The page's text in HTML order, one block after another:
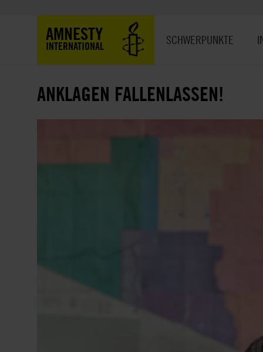
AMNESTY
INTERNATIONAL SCHWERPUNKTE
ANKLAGEN FALLENLASSEN!